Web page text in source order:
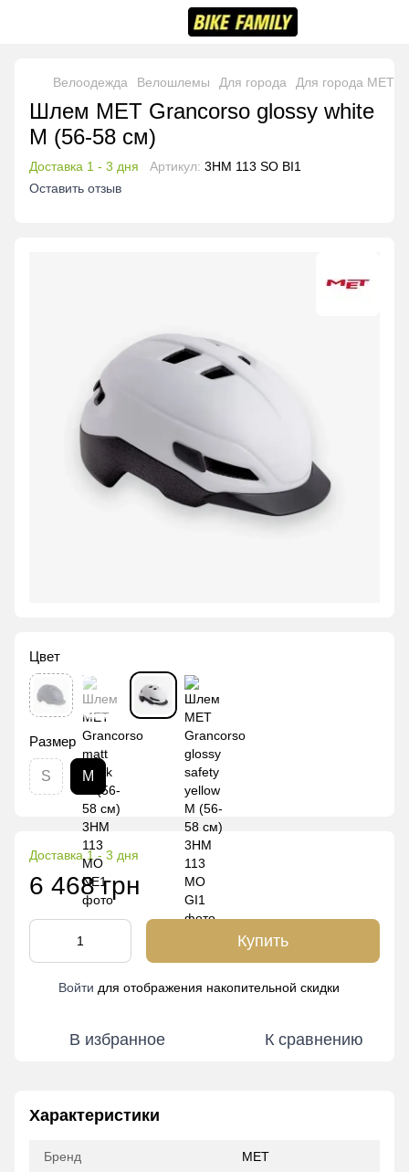
Велоодежда Велошлемы Для города Для города MET
Шлем MET Grancorso glossy white
M (56-58 см)
Доставка 1 - 3 дня Артикул: 3HM 113 SO BI1
Оставить отзыв
Цвет
Размер
S M
Доставка 1 - 3 дня
6 468 грн
Купить
Войти для отображения накопительной скидки
В избранное К сравнению
Характеристики
Бренд MET